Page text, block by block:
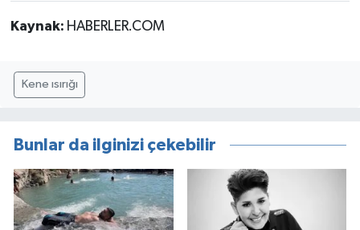
Kaynak: HABERLER.COM
Kene ısırığı
Bunlar da ilginizi çekebilir